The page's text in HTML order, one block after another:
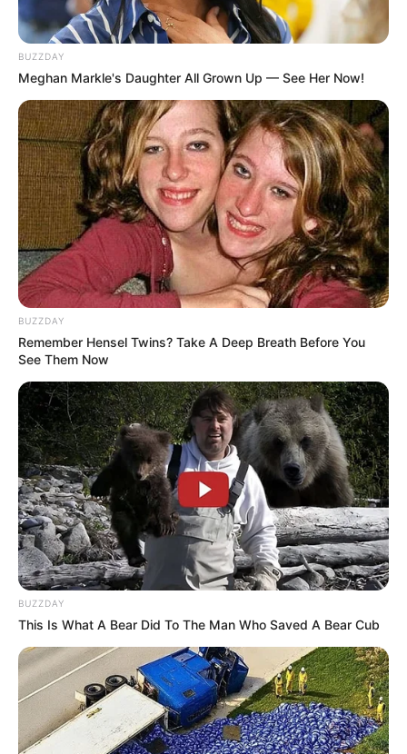
BUZZDAY
Meghan Markle's Daughter All Grown Up — See Her Now!
BUZZDAY
Remember Hensel Twins? Take A Deep Breath Before You
See Them Now
BUZZDAY
This Is What A Bear Did To The Man Who Saved A Bear Cub